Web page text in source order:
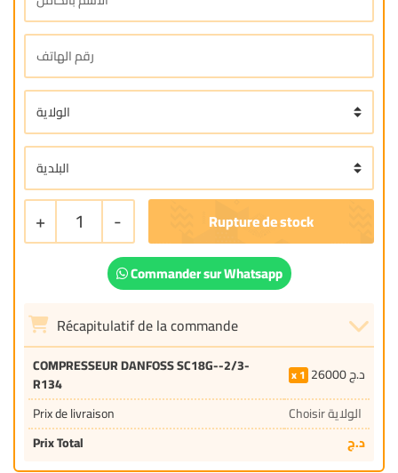
+ 1 -
Commander sur Whatsapp
Récapitulatif de la commande
COMPRESSEUR DANFOSS SC18G--2/3-
R134
1 26000د.ج
Prix de livraison
Choisir الولاية
Prix Total
د.ج